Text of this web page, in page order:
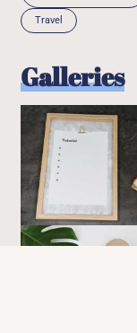
Travel
Galleries